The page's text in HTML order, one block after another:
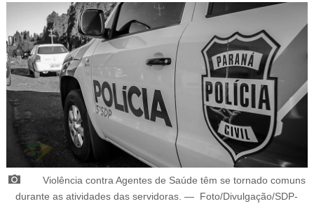
Violência contra Agentes de Saúde têm se tornado comuns
durante as atividades das servidoras.— Foto/Divulgação/SDP-